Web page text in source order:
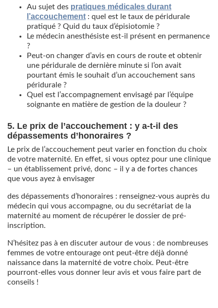
Au sujet des pratiques médicales durant
l’accouchement : quel est le taux de péridurale
pratiqué ? Quid du taux d’épisiotomie ?
Le médecin anesthésiste est-il présent en permanence
?
Peut-on changer d’avis en cours de route et obtenir
une péridurale de dernière minute si l’on avait
pourtant émis le souhait d’un accouchement sans
péridurale ?
Quel est l’accompagnement envisagé par l’équipe
soignante en matière de gestion de la douleur ?
5. Le prix de l’accouchement : y a-t-il des
dépassements d’honoraires ?
Le prix de l’accouchement peut varier en fonction du choix
de votre maternité. En effet, si vous optez pour une clinique
– un établissement privé, donc – il y a de fortes chances
que vous ayez à envisager
des dépassements d’honoraires : renseignez-vous auprès du
médecin qui vous accompagne, ou du secrétariat de la
maternité au moment de récupérer le dossier de pré-
inscription.
N’hésitez pas à en discuter autour de vous : de nombreuses
femmes de votre entourage ont peut-être déjà donné
naissance dans la maternité de votre choix. Peut-être
pourront-elles vous donner leur avis et vous faire part de
conseils !